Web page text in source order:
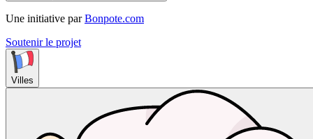
Une initiative par Bonpote.com
Soutenir le projet
Villes